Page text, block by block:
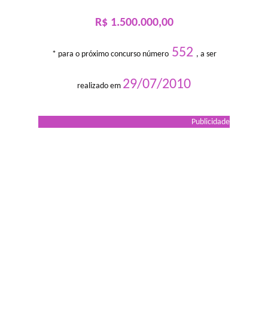
R$ 1.500.000,00
* para o próximo concurso número552 , a ser
realizado em 29/07/2010
Publicidade